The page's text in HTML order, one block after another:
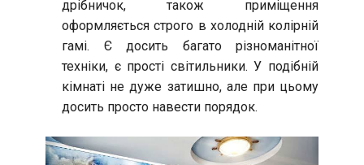
дрібничок, також приміщення
оформляється строго в холодній колірній
гамі. Є досить багато різноманітної
техніки, є прості світильники. У подібній
кімнаті не дуже затишно, але при цьому
досить просто навести порядок.